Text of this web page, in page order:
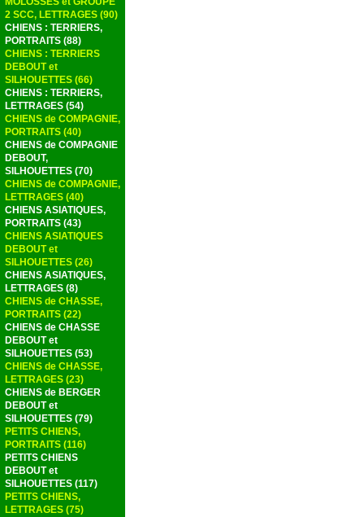
2 SCC, LETTRAGES (90)
CHIENS : TERRIERS,
PORTRAITS (88)
CHIENS : TERRIERS
DEBOUT et
SILHOUETTES (66)
CHIENS : TERRIERS,
LETTRAGES (54)
CHIENS de COMPAGNIE,
PORTRAITS (40)
CHIENS de COMPAGNIE
DEBOUT,
SILHOUETTES (70)
CHIENS de COMPAGNIE,
LETTRAGES (40)
CHIENS ASIATIQUES,
PORTRAITS (43)
CHIENS ASIATIQUES
DEBOUT et
SILHOUETTES (26)
CHIENS ASIATIQUES,
LETTRAGES (8)
CHIENS de CHASSE,
PORTRAITS (22)
CHIENS de CHASSE
DEBOUT et
SILHOUETTES (53)
CHIENS de CHASSE,
LETTRAGES (23)
CHIENS de BERGER
DEBOUT et
SILHOUETTES (79)
PETITS CHIENS,
PORTRAITS (116)
PETITS CHIENS
DEBOUT et
SILHOUETTES (117)
PETITS CHIENS,
LETTRAGES (75)